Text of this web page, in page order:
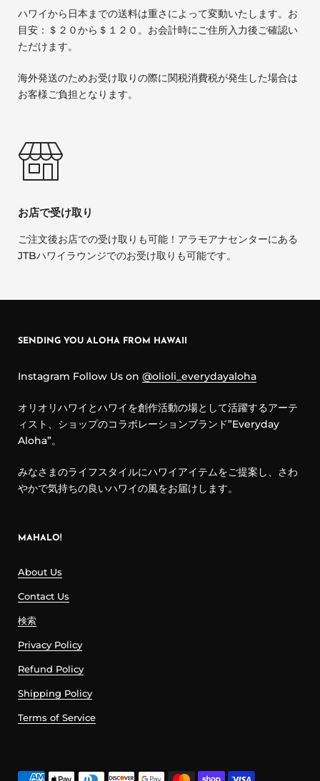
ハワイから日本までの送料は重さによって変動いたします。お
目安：＄２０から＄１２０。お会計時にご住所入力後ご確認い
ただけます。
海外発送のためお受け取りの際に関税消費税が発生した場合は
お客様ご負担となります。
お店で受け取り
ご注文後お店での受け取りも可能！アラモアナセンターにある
JTBハワイラウンジでのお受け取りも可能です。
SENDING YOU ALOHA FROM HAWAII
Instagram Follow Us on @olioli_everydayaloha
オリオリハワイとハワイを創作活動の場として活躍するアーテ
ィスト、ショップのコラボレーションブランド”Everyday
Aloha”。
みなさまのライフスタイルにハワイアイテムをご提案し、さわ
やかで気持ちの良いハワイの風をお届けします。
MAHALO!
About Us
Contact Us
検索
Privacy Policy
Refund Policy
Shipping Policy
Terms of Service